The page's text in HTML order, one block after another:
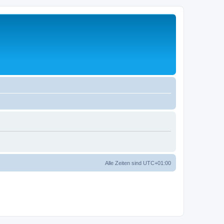
Alle Zeiten sind UTC+01:00